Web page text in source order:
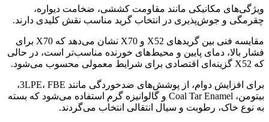
ویژگی‌های مکانیکی مانند مقاومت کششی، ضخامت دیواره،
چقرمگی و جوش‌پذیری در انتخاب گرید مناسب نقش کلیدی دارند.
مقایسه فنی بین گریدهای X52 و X70 نشان می‌دهد که X70 برای
فشار بالا، دمای پایین و محیط‌های خورنده مناسب‌تر است، در حالی
که X52 گزینه‌ای اقتصادی برای شرایط معمولی محسوب می‌شود.
برای افزایش دوام، از پوشش‌های ضدخوردگی مانند 3LPE، FBE،
بیتومن، Coal Tar Enamel و گالوانیزه گرم استفاده می‌شود که بسته
به نوع خاک، رطوبت و سیال انتقالی انتخاب می‌گردند.